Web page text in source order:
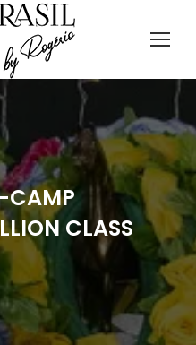
CAMP
CLASS